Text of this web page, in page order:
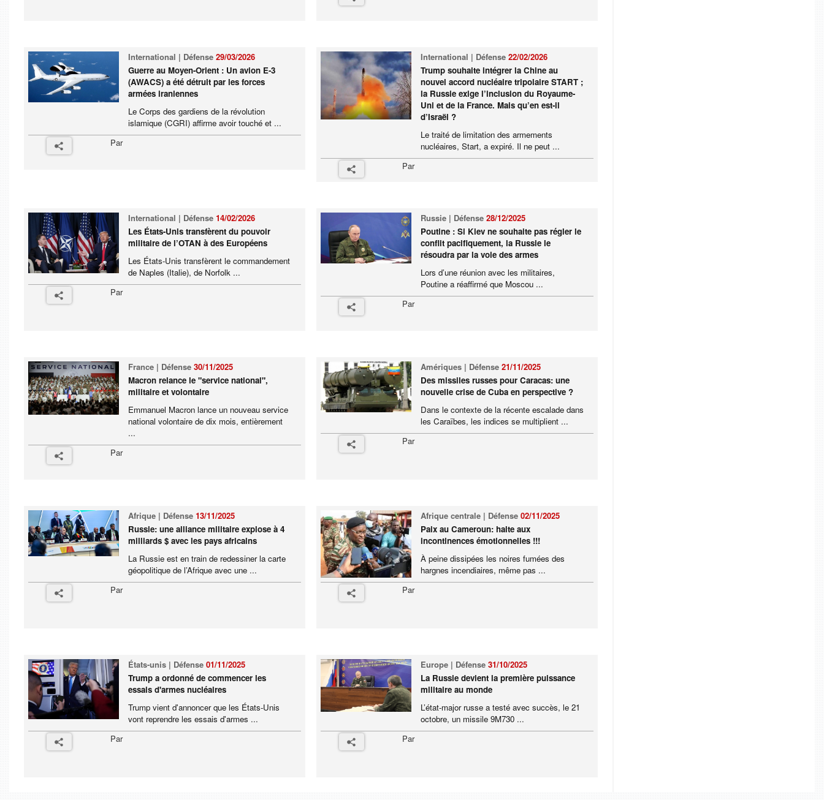
International | Défense29/03/2026
Guerre au Moyen-Orient : Un avion E-3
(AWACS) a été détruit par les forces
armées iraniennes
Le Corps des gardiens de la révolution
islamique (CGRI) affirme avoir touché et ...
Par
International | Défense 22/02/2026
Trump souhaite intégrer la Chine au
nouvel accord nucléaire tripolaire START ;
la Russie exige l’inclusion du Royaume-
Uni et de la France. Mais qu’en est-il
d’Israël ?
Le traité de limitation des armements
nucléaires, Start, a expiré. Il ne peut ...
Par
International | Défense14/02/2026
Les États-Unis transfèrent du pouvoir
militaire de l’OTAN à des Européens
Les États-Unis transfèrent le commandement
de Naples (Italie), de Norfolk ...
Par
Russie | Défense 28/12/2025
Poutine : Si Kiev ne souhaite pas régler le
conflit pacifiquement, la Russie le
résoudra par la voie des armes
Lors d’une réunion avec les militaires,
Poutine a réaffirmé que Moscou ...
Par
France | Défense30/11/2025
Macron relance le "service national",
militaire et volontaire
Emmanuel Macron lance un nouveau service
national volontaire de dix mois, entièrement
...
Par
Amériques | Défense 21/11/2025
Des missiles russes pour Caracas: une
nouvelle crise de Cuba en perspective ?
Dans le contexte de la récente escalade dans
les Caraïbes, les indices se multiplient ...
Par
Afrique | Défense13/11/2025
Russie: une alliance militaire explose à 4
milliards $ avec les pays africains
La Russie est en train de redessiner la carte
géopolitique de l’Afrique avec une ...
Par
Afrique centrale | Défense 02/11/2025
Paix au Cameroun: halte aux
incontinences émotionnelles !!!
À peine dissipées les noires fumées des
hargnes incendiaires, même pas ...
Par
États-unis | Défense01/11/2025
Trump a ordonné de commencer les
essais d'armes nucléaires
Trump vient d'annoncer que les États-Unis
vont reprendre les essais d'armes ...
Par
Europe | Défense 31/10/2025
La Russie devient la première puissance
militaire au monde
L’état-major russe a testé avec succès, le 21
octobre, un missile 9M730 ...
Par